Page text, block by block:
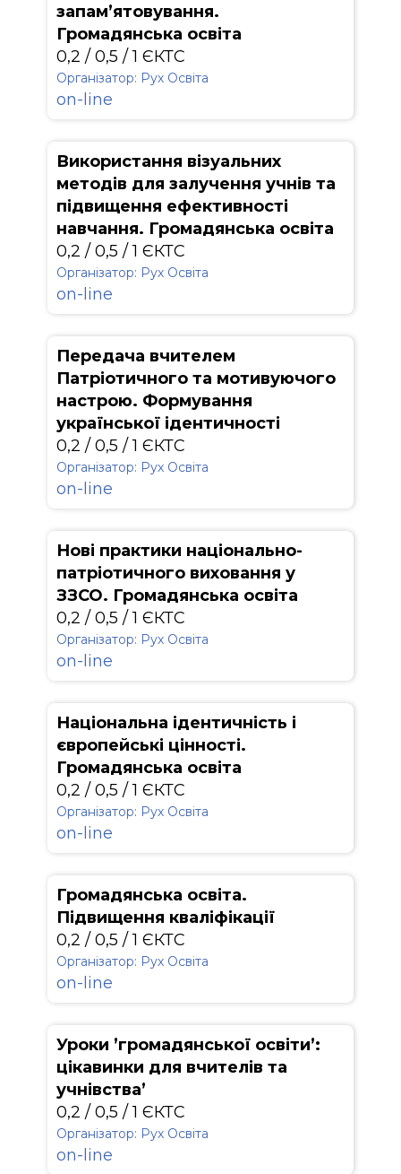
запам’ятовування.
Громадянська освіта
0,2 / 0,5 / 1 ЄКТС
Організатор: Рух Освіта
on-line
Використання візуальних
методів для залучення учнів та
підвищення ефективності
навчання. Громадянська освіта
0,2 / 0,5 / 1 ЄКТС
Організатор: Рух Освіта
on-line
Передача вчителем
Патріотичного та мотивуючого
настрою. Формування
української ідентичності
0,2 / 0,5 / 1 ЄКТС
Організатор: Рух Освіта
on-line
Нові практики національно-
патріотичного виховання у
ЗЗСО. Громадянська освіта
0,2 / 0,5 / 1 ЄКТС
Організатор: Рух Освіта
on-line
Національна ідентичність і
європейські цінності.
Громадянська освіта
0,2 / 0,5 / 1 ЄКТС
Організатор: Рух Освіта
on-line
Громадянська освіта.
Підвищення кваліфікації
0,2 / 0,5 / 1 ЄКТС
Організатор: Рух Освіта
on-line
Уроки ’громадянської освіти’:
цікавинки для вчителів та
учнівства’
0,2 / 0,5 / 1 ЄКТС
Організатор: Рух Освіта
on-line